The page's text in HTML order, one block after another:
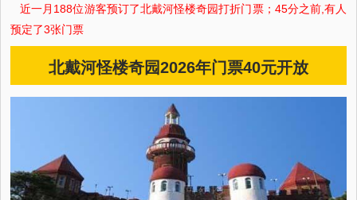
近一月 188位游客预订了北戴河怪楼奇园打折门票；45分之前,有人
预定了3张门票
北戴河怪楼奇园2026年门票40元开放